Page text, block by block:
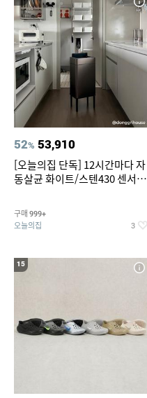
52% 53,910
[오늘의집 단독] 12시간마다 자
동살균 화이트/스텐430 센서휴
구매 999+
오늘의집 3
15